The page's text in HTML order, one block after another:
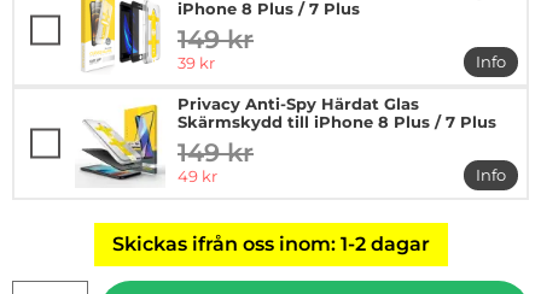
iPhone 8 Plus / 7 Plus
tidigare pris
149 kr
rea pris
39 kr
Info
mer
Privacy Anti-Spy Härdat Glas
Skärmskydd till iPhone 8 Plus / 7 Plus
tidigare pris
149 kr
rea pris
49 kr
Info
mer
Skickas ifrån oss inom: 1-2 dagar